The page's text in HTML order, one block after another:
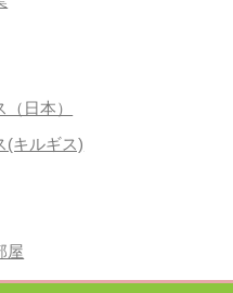
日本）
(キルギス)
屋